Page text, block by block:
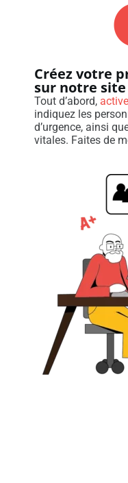
Créez votre
sur notre
Tout d’abord,
indiquez les
d’urgence, ainsi
vitales. Faites de